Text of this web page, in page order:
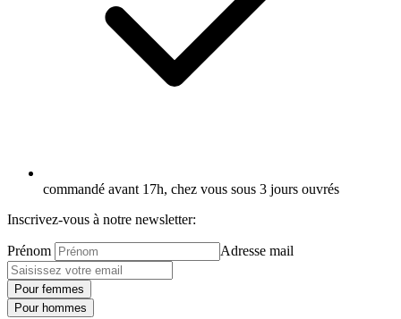
commandé avant 17h, chez vous sous 3 jours ouvrés
Inscrivez-vous à notre newsletter:
Prénom Adresse mail
Pour femmes
Pour hommes